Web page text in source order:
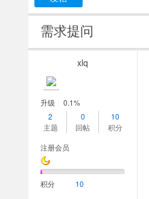
需求提问
xlq
升级
0.1%
2
主题
0
回帖
10
积分
注册会员
积分 10